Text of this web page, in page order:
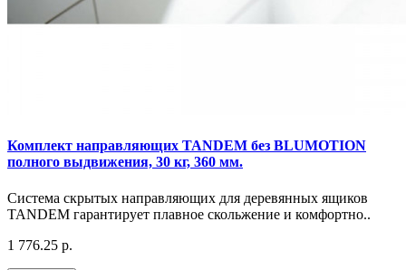
Комплект направляющих TANDEM без BLUMOTION
полного выдвижения, 30 кг, 360 мм.
Система скрытых направляющих для деревянных ящиков
TANDEM гарантирует плавное скольжение и комфортно..
1 776.25 р.